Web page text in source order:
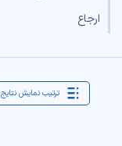
ارجاع
ترتیب نمایش نتایج